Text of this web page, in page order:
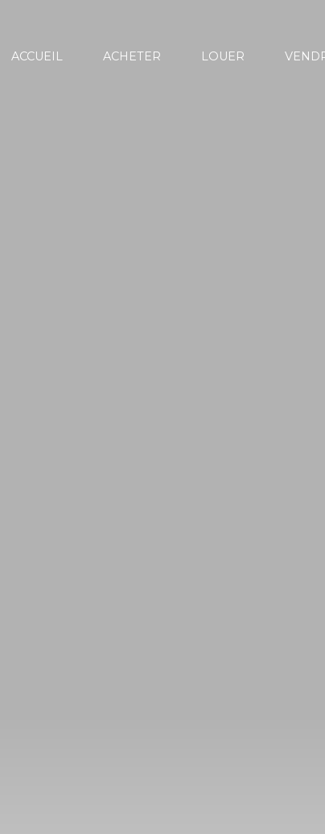
ACCUEIL ACHETER LOUER